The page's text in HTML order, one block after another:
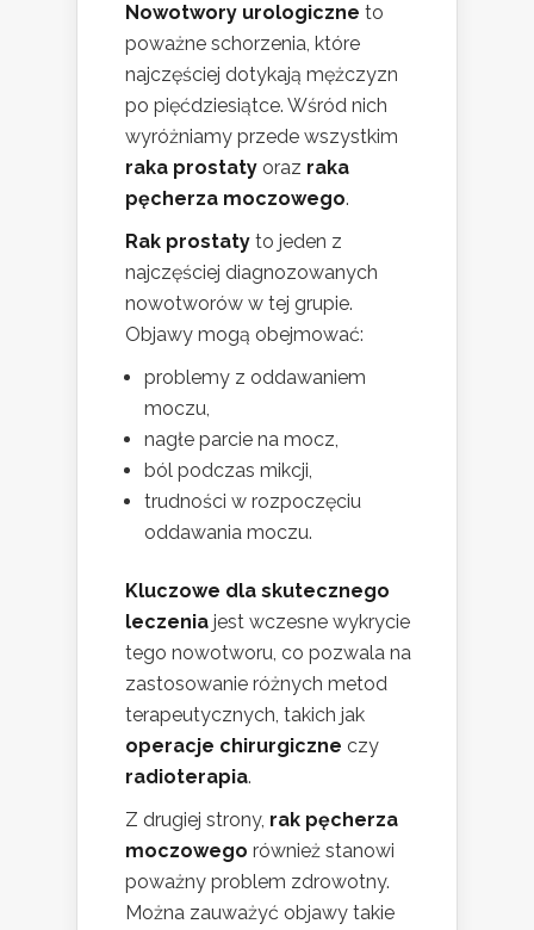
Nowotwory urologiczne to
poważne schorzenia, które
najczęściej dotykają mężczyzn
po pięćdziesiątce. Wśród nich
wyróżniamy przede wszystkim
raka prostaty oraz raka
pęcherza moczowego.
Rak prostaty to jeden z
najczęściej diagnozowanych
nowotworów w tej grupie.
Objawy mogą obejmować:
problemy z oddawaniem
moczu,
nagłe parcie na mocz,
ból podczas mikcji,
trudności w rozpoczęciu
oddawania moczu.
Kluczowe dla skutecznego
leczenia jest wczesne wykrycie
tego nowotworu, co pozwala na
zastosowanie różnych metod
terapeutycznych, takich jak
operacje chirurgiczne czy
radioterapia.
Z drugiej strony, rak pęcherza
moczowego również stanowi
poważny problem zdrowotny.
Można zauważyć objawy takie